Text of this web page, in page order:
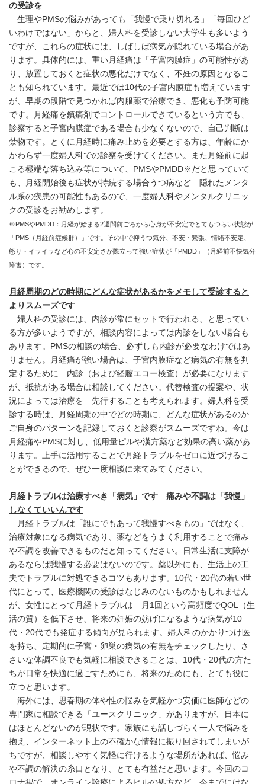
の受診を
生理やPMSの悩みがあっても「我慢で乗り切れる」「毎回ひど
いわけではない」からと、婦人科を受診しない大学生も多いよう
ですが、これらの症状には、しばしば病気が隠れている場合があ
ります。具体的には、重い月経痛は「子宮内膜症」の可能性があ
り、放置しておくと症状の悪化だけでなく、不妊の原因となるこ
とも知られています。最近では10代の子宮内膜症も増えています
が、早期の段階で見つかれば内服薬で治療でき、悪化も予防可能
です。月経痛を鎮痛剤でコントロールできているという方でも、
診察すると子宮内膜症である場合も少なくないので、自己判断は
禁物です。とくに月経時に痛み止めを必要とする方は、年齢にか
かわらず一度婦人科での診察を受けてください。また月経前に起
こる極端な落ち込み等について、PMSやPMDD※だと思っていて
も、月経開始後も症状が持続する場合うつ病など 隠れたメンタ
ル系の疾患の可能性もあるので、一度婦人科やメンタルクリニッ
クの受診をお勧めします。
※PMSやPMDD：月経が始まる2週間前ごろから心身が不安定でとてもつらい状態が
「PMS（月経前症候群）」です。その中で抑うつ気分、不安・緊張、情緒不安定、
怒り・イライラなど心の不安定さが際立って強い症状が「PMDD」（月経前不快気分
障害）です。
月経周期のどの時期にどんな症状があるかをメモして受診すると
よりスムーズです
婦人科の受診には、内診が常にセットで行われる、と思ってい
る方が多いようですが、相談内容によっては内診をしない場合も
あります。PMSの相談の場合、必ずしも内診が必要なわけではあ
りません。月経痛が強い場合は、子宮内膜症など病気の有無を判
定するために 内診（および経膣エコー検査）が必要になります
が、抵抗がある場合は相談してください。代替検査の提案や、状
況によっては治療を 先行することも考えられます。婦人科を受
診する時は、月経周期の中でどの時期に、どんな症状があるのか
ご自身のパターンを記録しておくと診察がスムーズですね。今は
月経痛やPMSに対し、低用量ピルや漢方薬など効果の高い薬があ
ります。上手に活用することで月経トラブルをゼロに近づけるこ
とができるので、ぜひ一度相談に来てみてください。
月経トラブルは治療すべき「病気」です 痛みや不調は「我慢」
しなくていいんです
月経トラブルは「誰にでもあって我慢すべきもの」ではなく、
治療対象になる病気であり、薬などをうまく利用することで痛み
や不調を改善できるものだと知ってください。日常生活に支障が
あるならば我慢する必要はないのです。薬以外にも、生活上の工
夫でトラブルに対処できるコツもあります。10代・20代の若い世
代にとって、医療機関の受診はなじみのないものかもしれません
が、女性にとって月経トラブルは 月1回という高頻度でQOL（生
活の質）を低下させ、将来の妊娠の妨げになるような病気が10
代・20代でも発症する傾向が見られます。婦人科のかかりつけ医
を持ち、定期的に子宮・卵巣の病気の有無をチェックしたり、さ
さいな体調不良でも気軽に相談できることは、10代・20代の方た
ちが日常を快適に過ごすためにも、将来のためにも、とても役に
立つと思います。
海外には、思春期の体や性の悩みを気軽かつ安価に医師などの
専門家に相談できる「ユースクリニック」がありますが、日本に
はほとんどないのが現状です。家族にも話しづらく一人で悩みを
抱え、インターネット上の不確かな情報に振り回されてしまいが
ちですが、相談しやすく気軽に行けるような場所があれば、悩み
や不調の解決の糸口となり、とても有益だと思います。今回のコ